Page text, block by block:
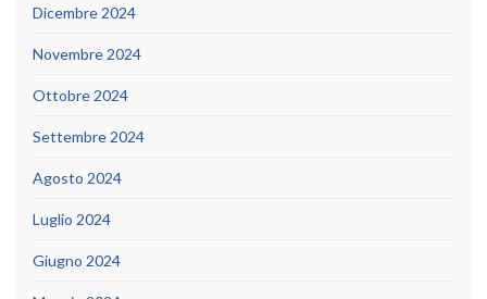
Dicembre 2024
Novembre 2024
Ottobre 2024
Settembre 2024
Agosto 2024
Luglio 2024
Giugno 2024